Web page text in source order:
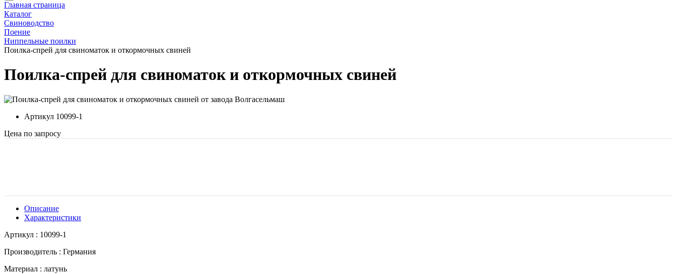
Главная страница
Каталог
Свиноводство
Поение
Ниппельные поилки
Поилка-спрей для свиноматок и откормочных свиней
Поилка-спрей для свиноматок и откормочных свиней
Артикул 10099-1
Цена по запросу
Описание
Характеристики
Артикул : 10099-1
Производитель : Германия
Материал : латунь